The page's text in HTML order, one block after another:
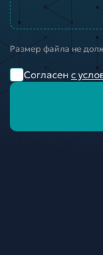
Размер файла не
Согласен с